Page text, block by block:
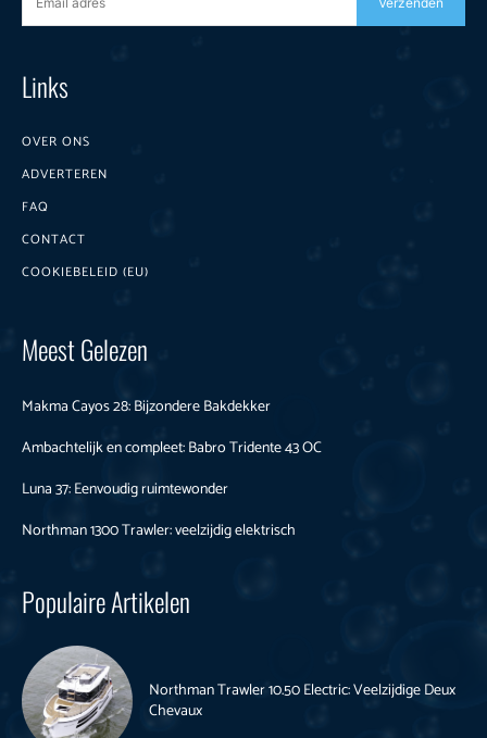
Links
OVER ONS
ADVERTEREN
FAQ
CONTACT
COOKIEBELEID (EU)
Meest Gelezen
Makma Cayos 28: Bijzondere Bakdekker
Ambachtelijk en compleet: Babro Tridente 43 OC
Luna 37: Eenvoudig ruimtewonder
Northman 1300 Trawler: veelzijdig elektrisch
Populaire Artikelen
Northman Trawler 10.50 Electric: Veelzijdige Deux
Chevaux